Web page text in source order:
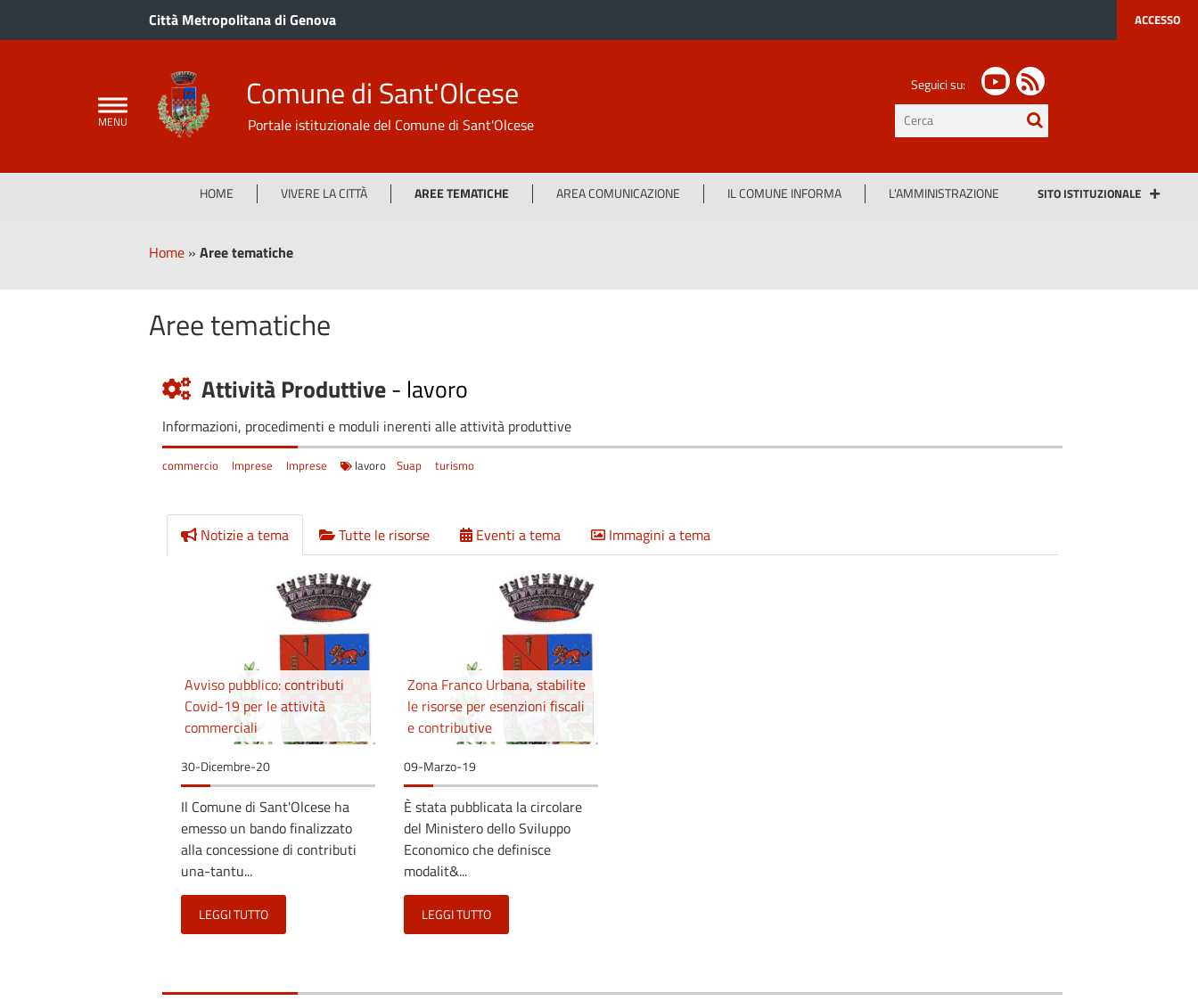
Città Metropolitana di Genova ACCESSO
Comune di Sant'Olcese
Portale istituzionale del Comune di Sant'Olcese
Seguici su:
testo
da
HOME VIVERE LA CITTÀ AREE TEMATICHE AREA COMUNICAZIONE IL COMUNE INFORMA L'AMMINISTRAZIONE SITO ISTITUZIONALE
Home » Aree tematiche
Aree tematiche
Attività Produttive- lavoro
Informazioni, procedimenti e moduli inerenti alle attività produttive
commercio Imprese Imprese lavoro Suap turismo
Notizie a tema Tutte le risorse Eventi a tema Immagini a tema
Avviso pubblico: contributi
Covid-19 per le attività
commerciali
30-Dicembre-20
Il Comune di Sant'Olcese ha
emesso un bando finalizzato
alla concessione di contributi
una-tantu...
LEGGI TUTTO
Zona Franco Urbana, stabilite
le risorse per esenzioni fiscali
e contributive
09-Marzo-19
È stata pubblicata la circolare
del Ministero dello Sviluppo
Economico che definisce
modalit&...
LEGGI TUTTO